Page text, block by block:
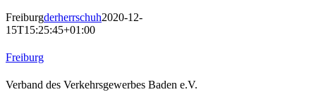
Freiburgderherrschuh2020-12-
15T15:25:45+01:00
Freiburg
Verband des Verkehrsgewerbes Baden e.V.